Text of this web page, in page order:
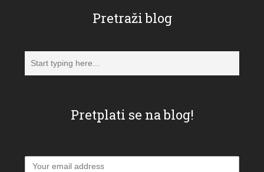
Pretraži blog
Pretplati se na blog!